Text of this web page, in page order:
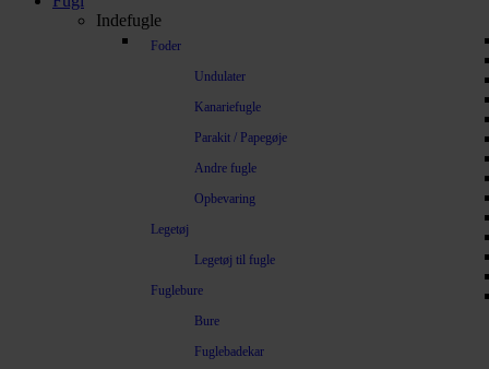
Indefugle
Foder
Undulater
Kanariefugle
Parakit / Papegøje
Andre fugle
Opbevaring
Legetøj
Legetøj til fugle
Fuglebure
Bure
Fuglebadekar